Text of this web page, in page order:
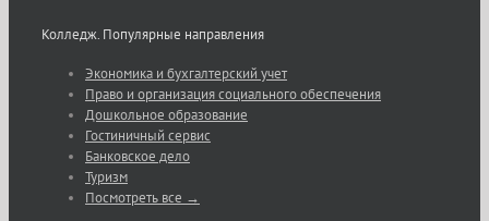
Колледж. Популярные направления
Экономика и бухгалтерский учет
Право и организация социального обеспечения
Дошкольное образование
Гостиничный сервис
Банковское дело
Туризм
Посмотреть все →